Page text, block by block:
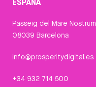
Passeig del Mare
08039 Barcelona
info@prosperitydigital.es
+34 932 714 500